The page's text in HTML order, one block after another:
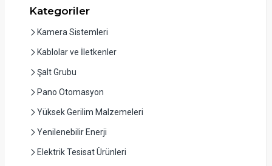
Kategoriler
Kamera Sistemleri
Kablolar ve İletkenler
Şalt Grubu
Pano Otomasyon
Yüksek Gerilim Malzemeleri
Yenilenebilir Enerji
Elektrik Tesisat Ürünleri